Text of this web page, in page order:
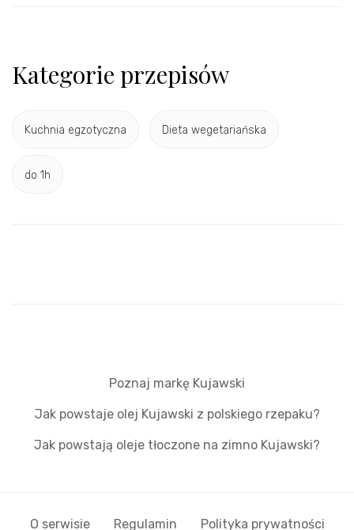
Kategorie przepisów
Kuchnia egzotyczna Dieta wegetariańska
do 1h
Poznaj markę Kujawski
Jak powstaje olej Kujawski z polskiego rzepaku?
Jak powstają oleje tłoczone na zimno Kujawski?
O serwisie Regulamin Polityka prywatności